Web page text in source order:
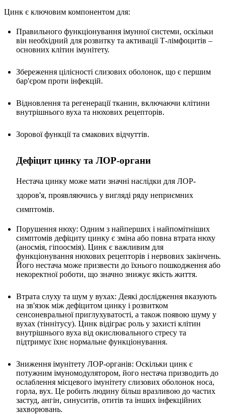
Цинк є ключовим компонентом для:
Правильного функціонування імунної системи, оскільки
він необхідний для розвитку та активації Т-лімфоцитів –
основних клітин імунітету.
Збереження цілісності слизових оболонок, що є першим
бар'єром проти інфекцій.
Відновлення та регенерації тканин, включаючи клітини
внутрішнього вуха та нюхових рецепторів.
Зорової функції та смакових відчуттів.
Дефіцит цинку та ЛОР-органи
Нестача цинку може мати значні наслідки для ЛОР-
здоров'я, проявляючись у вигляді ряду неприємних
симптомів.
Порушення нюху: Одним з найперших і найпомітніших
симптомів дефіциту цинку є зміна або повна втрата нюху
(аносмія, гіпоосмія). Цинк є важливим для
функціонування нюхових рецепторів і нервових закінчень.
Його нестача може призвести до їхнього пошкодження або
некоректної роботи, що значно знижує якість життя.
Втрата слуху та шум у вухах: Деякі дослідження вказують
на зв'язок між дефіцитом цинку і розвитком
сенсоневральної приглухуватості, а також появою шуму у
вухах (тіннітусу). Цинк відіграє роль у захисті клітин
внутрішнього вуха від окислювального стресу та
підтримує їхнє нормальне функціонування.
Зниження імунітету ЛОР-органів: Оскільки цинк є
потужним імуномодулятором, його нестача призводить до
ослаблення місцевого імунітету слизових оболонок носа,
горла, вух. Це робить людину більш вразливою до частих
застуд, ангін, синуситів, отитів та інших інфекційних
захворювань.